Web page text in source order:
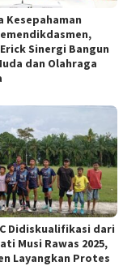
Kesepahaman
Sinergi Bangun
dan Olahraga
Didiskualifikasi dari
Musi Rawas 2025,
Layangkan Protes